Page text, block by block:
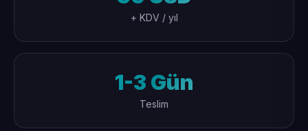
+ KDV / yıl
1-3 Gün
Teslim